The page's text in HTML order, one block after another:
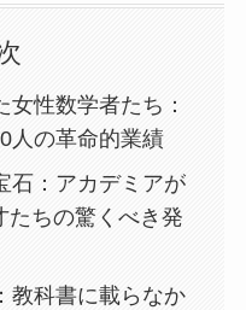
性数学者たち：
人の革命的業績
石：アカデミアが
たちの驚くべき発
教科書に載らなか